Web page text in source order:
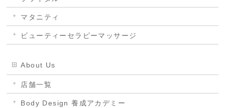
マタニティ
ビューティーセラピーマッサージ
About Us
店舗一覧
Body Design 養成アカデミー